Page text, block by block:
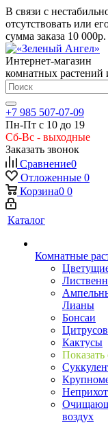
В связи с
отсутствовать или
сумма заказа 10 000р.
Интернет-магазин
комнатных растений
+7 985 507-07-09
Пн-Пт с 10 до 19
Сб-Вс - выходные
Заказать звонок
Сравнение0
Отложенные 0
Корзина0 0
Каталог
Комнатные
Лианы
Бонсаи
Кактусы
воздух